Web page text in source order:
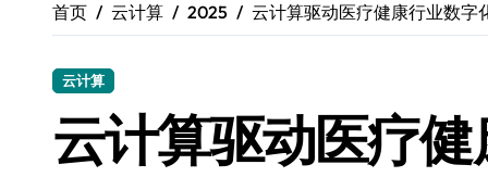
快速定位漏洞，优化索引效率
弹性架构赋能精准计算，重塑云端体验
首页 云计算 2025 云计算驱动医疗健康行业数字
云计算
云计算驱动医疗